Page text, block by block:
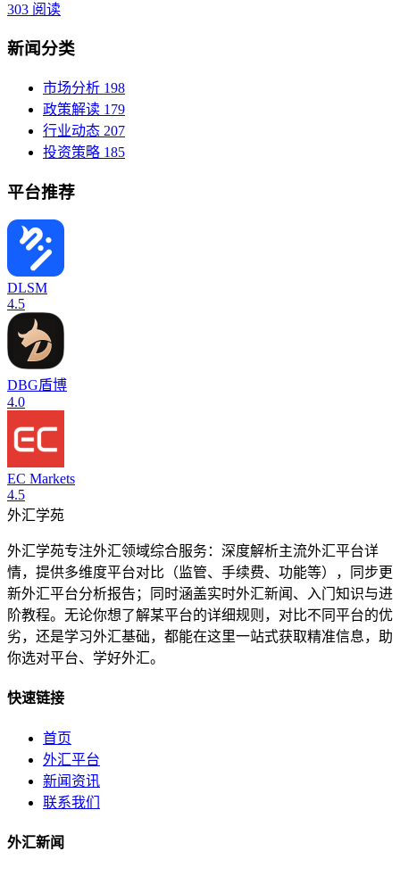
303 阅读
新闻分类
市场分析 198
政策解读 179
行业动态 207
投资策略 185
平台推荐
DLSM
4.5
DBG盾博
4.0
EC Markets
4.5
外汇学苑
外汇学苑专注外汇领域综合服务：深度解析主流外汇平台详
情，提供多维度平台对比（监管、手续费、功能等），同步更
新外汇平台分析报告；同时涵盖实时外汇新闻、入门知识与进
阶教程。无论你想了解某平台的详细规则，对比不同平台的优
劣，还是学习外汇基础，都能在这里一站式获取精准信息，助
你选对平台、学好外汇。
快速链接
首页
外汇平台
新闻资讯
联系我们
外汇新闻